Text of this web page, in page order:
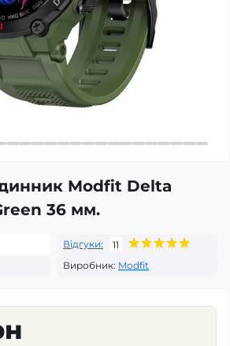
Modfit Delta
36 мм.
Відгуки:
11
Виробник: Modfit